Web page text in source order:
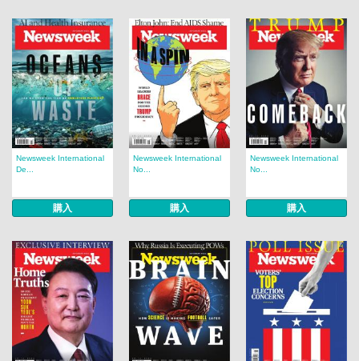
Newsweek International
De...
購入
Newsweek International
No...
購入
Newsweek International
No...
購入